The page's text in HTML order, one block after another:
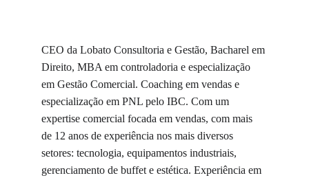
CEO da Lobato Consultoria e Gestão, Bacharel em
Direito, MBA em controladoria e especialização
em Gestão Comercial. Coaching em vendas e
especialização em PNL pelo IBC. Com um
expertise comercial focada em vendas, com mais
de 12 anos de experiência nos mais diversos
setores: tecnologia, equipamentos industriais,
gerenciamento de buffet e estética. Experiência em